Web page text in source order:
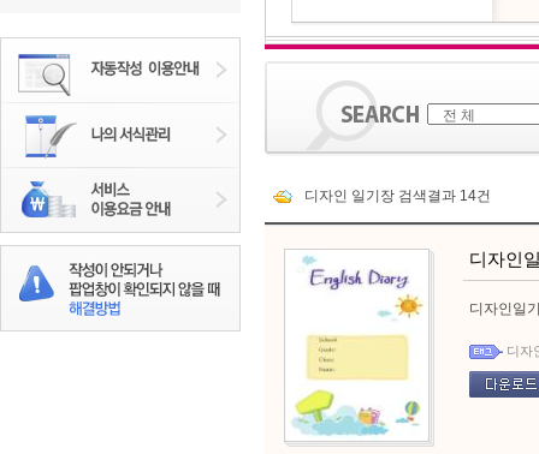
디자인 일기장 검색결과 14건
디자인
디자인일
디자